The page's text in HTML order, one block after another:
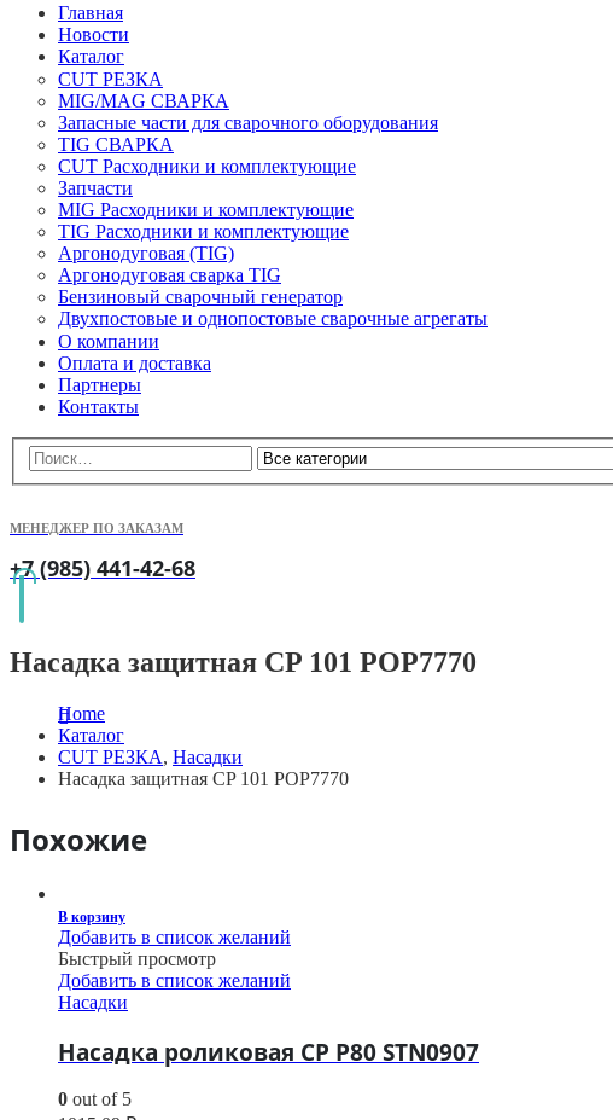
Главная
Новости
Каталог
CUT РЕЗКА
MIG/MAG СВАРКА
Запасные части для сварочного оборудования
TIG СВАРКА
CUT Расходники и комплектующие
Запчасти
MIG Расходники и комплектующие
TIG Расходники и комплектующие
Аргонодуговая (TIG)
Аргонодуговая сварка TIG
Бензиновый сварочный генератор
Двухпостовые и однопостовые сварочные агрегаты
О компании
Оплата и доставка
Партнеры
Контакты
МЕНЕДЖЕР ПО ЗАКАЗАМ
+7 (985) 441-42-68
Насадка защитная CP 101 POP7770
Home
Каталог
CUT РЕЗКА, Насадки
Насадка защитная CP 101 POP7770
Похожие
В корзину
Добавить в список желаний
Быстрый просмотр
Добавить в список желаний
Насадки
Насадка роликовая CP P80 STN0907
0 out of 5